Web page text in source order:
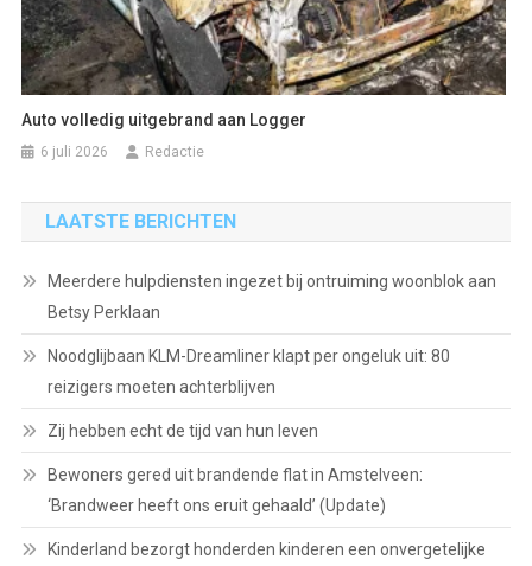
Auto volledig uitgebrand aan Logger
6 juli 2026 Redactie
LAATSTE BERICHTEN
Meerdere hulpdiensten ingezet bij ontruiming woonblok aan
Betsy Perklaan
Noodglijbaan KLM-Dreamliner klapt per ongeluk uit: 80
reizigers moeten achterblijven
Zij hebben echt de tijd van hun leven
Bewoners gered uit brandende flat in Amstelveen:
‘Brandweer heeft ons eruit gehaald’ (Update)
Kinderland bezorgt honderden kinderen een onvergetelijke